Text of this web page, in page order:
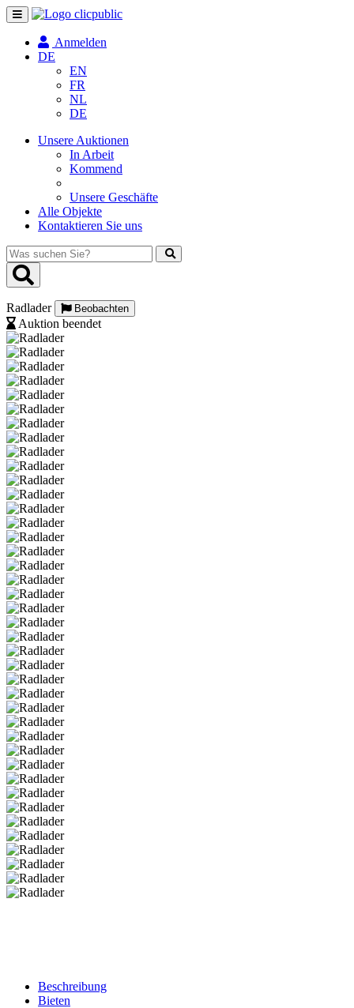
Navigation
umschalten
Anmelden
DE
EN
FR
NL
DE
Unsere Auktionen
In Arbeit
Kommend
Unsere Geschäfte
Alle Objekte
Kontaktieren Sie uns
Was
suchen
Sie?
Radlader Beobachten
Auktion beendet
Beschreibung
Bieten